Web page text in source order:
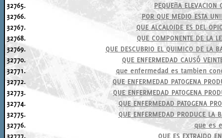
32765.
PEQUEñA ELEVACION
32766.
POR QUE MEDIO ESTA
32767.
QUE ALCALOIDE ES DEL
32768.
QUE COMPONENTE DE LA
32769.
QUE DESCUBRIO EL QUIMICO DE LA
32770.
QUE ENFERMEDAD CAUSÓ
32771.
que enfermedad es tambien
32772.
QUE ENFERMEDAD PATOGENA
32773.
QUE ENFERMEDAD PATOGENA
32774.
QUE ENFERMEDAD PATOGENA
32775.
QUE ENFERMEDAD PRODUCE LA
32776.
que es
32777.
QUE ES EXTRAIDO